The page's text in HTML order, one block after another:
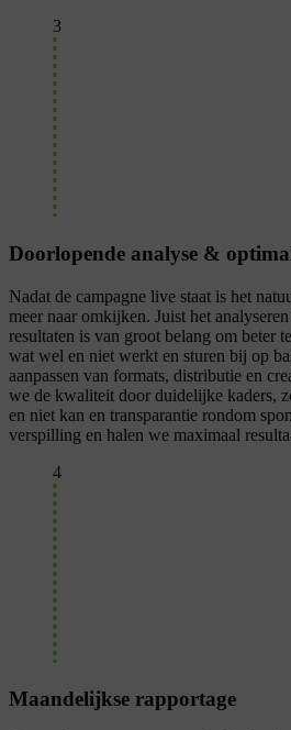
3
Doorlopende analyse &
Nadat de campagne live staat is het
meer naar omkijken. Juist het
resultaten is van groot belang om beter
wat wel en niet werkt en sturen bij op
aanpassen van formats, distributie en
we de kwaliteit door duidelijke kaders,
en niet kan en transparantie rondom
verspilling en halen we maximaal
4
Maandelijkse rapportage